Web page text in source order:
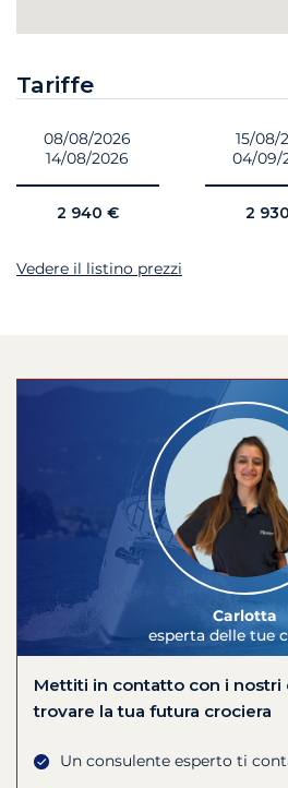
Tariffe
08/08/2026
14/08/2026
2 940 €
15/08/
04/09/
2
Vedere il listino prezzi
Carlotta
esperta delle tue
Mettiti in contatto con i nostri
trovare la tua futura crociera
Un consulente esperto ti